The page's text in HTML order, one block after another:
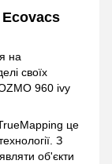
на
своїх
960 ivy
це
З
об'єкти